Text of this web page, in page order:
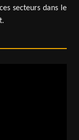
secteurs dans le